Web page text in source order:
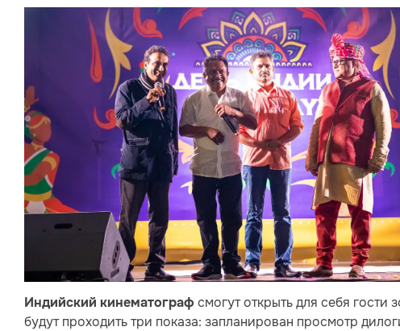
Индийский кинематограф смогут открыть для себя
будут проходить три показа: запланирован просмотр